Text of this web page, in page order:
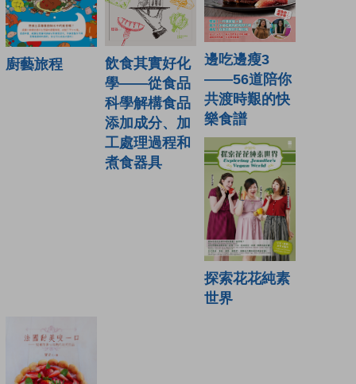
廚藝旅程
飲食其實好化
學——從食品
科學解構食品
添加成分、加
工處理過程和
煮食器具
邊吃邊瘦3
——56道陪你
共渡時艱的快
樂食譜
探索花花純素
世界